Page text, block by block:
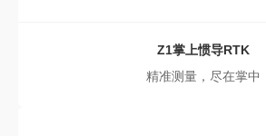
Z1掌上惯导RTK
精准测量，尽在掌中